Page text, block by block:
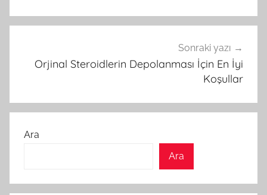
Sonraki yazı
Orjinal Steroidlerin Depolanması İçin En İyi
Koşullar
Ara
Ara